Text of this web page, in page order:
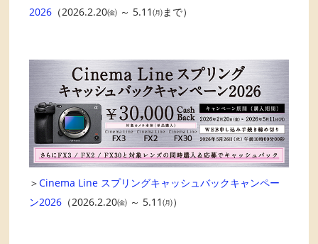
2026 （2026.2.20㈮ ～ 5.11㈪まで）
＞Cinema Line スプリングキャッシュバックキャンペー
ン2026 （2026.2.20㈮ ～ 5.11㈪）